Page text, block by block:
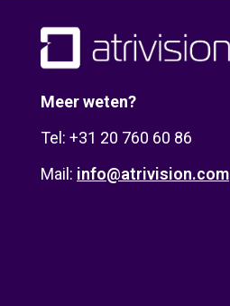
Meer weten?
Tel: +31 20 760 60 86
Mail: info@atrivision.com